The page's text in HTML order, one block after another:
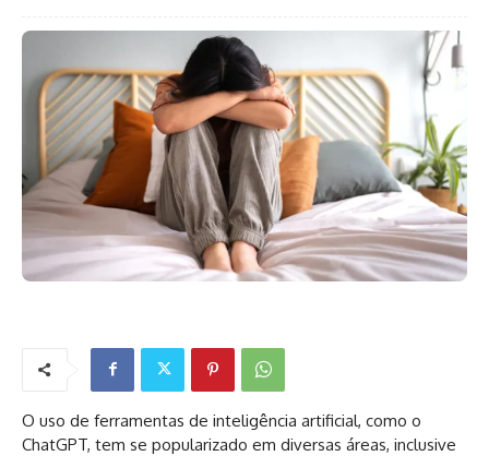
O uso de ferramentas de inteligência artificial, como o
ChatGPT, tem se popularizado em diversas áreas, inclusive